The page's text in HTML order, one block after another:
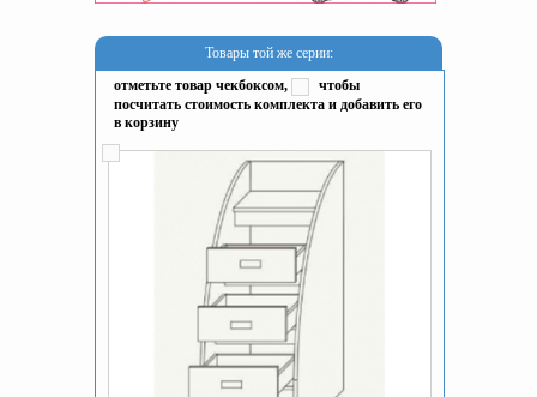
Товары той же серии:
отметьте товар чекбоксом,
чтобы
посчитать стоимость комплекта и добавить его
в корзину